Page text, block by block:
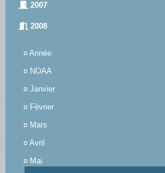
2007
2008
¤ Année
¤ NOAA
¤ Janvier
¤ Février
¤ Mars
¤ Avril
¤ Mai